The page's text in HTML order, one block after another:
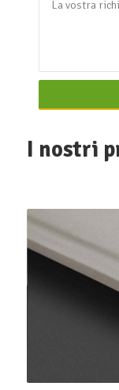
I nostri